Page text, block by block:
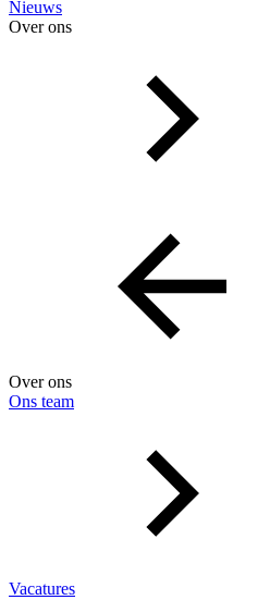
Nieuws
Over ons
Over ons
Ons team
Vacatures